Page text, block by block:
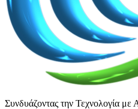
Συνδυάζοντας την Τεχνολογία με